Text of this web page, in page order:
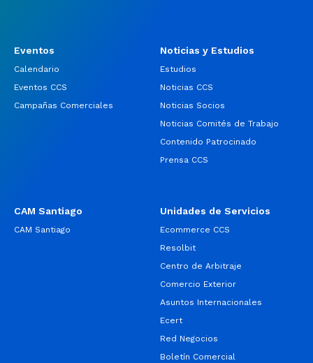
Eventos
Calendario
Eventos CCS
Campañas Comerciales
Noticias y Estudios
Estudios
Noticias CCS
Noticias Socios
Noticias Comités de Trabajo
Contenido Patrocinado
Prensa CCS
CAM Santiago
CAM Santiago
Unidades de Servicios
Ecommerce CCS
Resolbit
Centro de Arbitraje
Comercio Exterior
Asuntos Internacionales
Ecert
Red Negocios
Boletín Comercial